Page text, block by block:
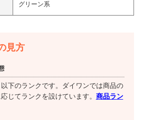
グリーン系
見方
下のランクです。ダイワンでは商品の
じてランクを設けています。 商品ラン